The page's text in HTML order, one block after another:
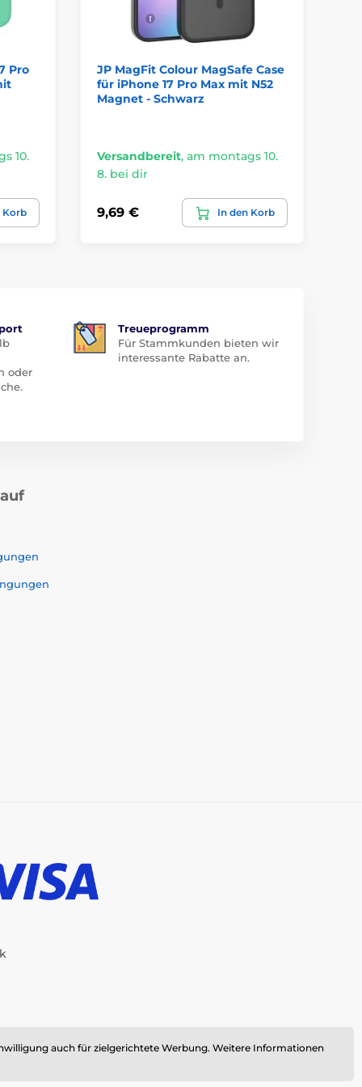
Pro
10.
Korb
JP MagFit Colour MagSafe Case
für iPhone 17 Pro Max mit N52
Magnet - Schwarz
Versandbereit, am montags 10.
8. bei dir
9,69 € In den Korb
oder
Treueprogramm
Für Stammkunden bieten wir
interessante Rabatte an.
auch für zielgerichtete Werbung. Weitere Informationen